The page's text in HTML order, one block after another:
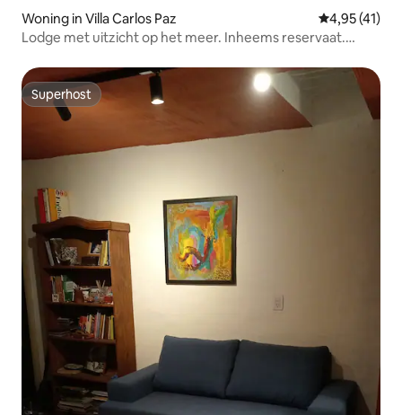
Woning in Villa Carlos Paz Gemiddelde
4,95 (41)
Lodge met uitzicht op het meer. Inheems reservaat.
Superhost
Superhost